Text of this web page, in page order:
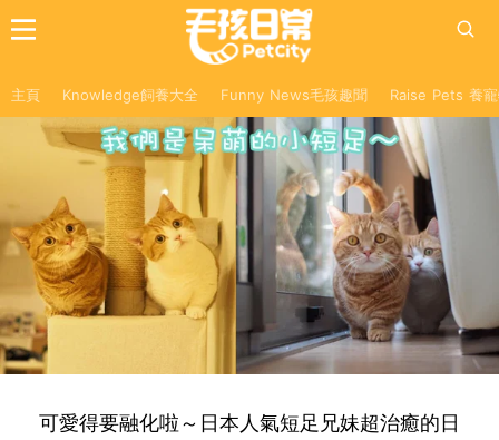
主頁 Knowledge飼養大全 Funny News毛孩趣聞 Raise Pets 養
可愛得要融化啦～日本人氣短足兄妹超治癒的日